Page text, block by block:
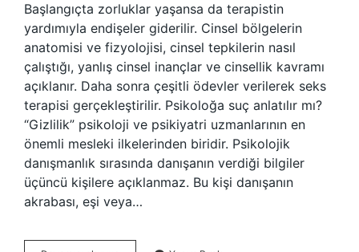
Başlangıçta zorluklar yaşansa da terapistin
yardımıyla endişeler giderilir. Cinsel bölgelerin
anatomisi ve fizyolojisi, cinsel tepkilerin nasıl
çalıştığı, yanlış cinsel inançlar ve cinsellik kavramı
açıklanır. Daha sonra çeşitli ödevler verilerek seks
terapisi gerçekleştirilir. Psikoloğa suç anlatılır mı?
“Gizlilik” psikoloji ve psikiyatri uzmanlarının en
önemli mesleki ilkelerinden biridir. Psikolojik
danışmanlık sırasında danışanın verdiği bilgiler
üçüncü kişilere açıklanmaz. Bu kişi danışanın
akrabası, eşi veya…